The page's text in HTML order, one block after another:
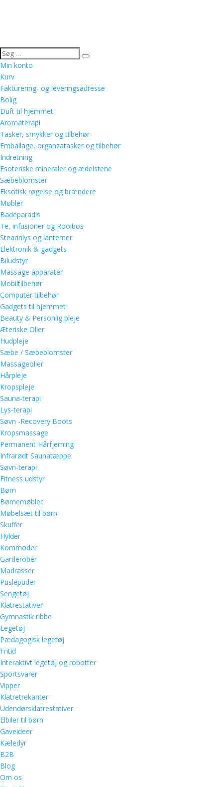
Min konto
Kurv
Fakturering- og leveringsadresse
Bolig
Duft til hjemmet
Aromaterapi
Tasker, smykker og tilbehør
Emballage, organzatasker og tilbehør
Indretning
Esoteriske mineraler og ædelstene
Sæbeblomster
Eksotisk røgelse og brændere
Møbler
Badeparadis
Te, infusioner og Rooibos
Stearinlys og lanterner
Elektronik & gadgets
Biludstyr
Massage apparater
Mobiltilbehør
Computer tilbehør
Gadgets til hjemmet
Beauty & Personlig pleje
Æteriske Olier
Hudpleje
Sæbe / Sæbeblomster
Massageolier
Hårpleje
Kropspleje
Sauna-terapi
Lys-terapi
Søvn -Recovery Boots
Kropsmassage
Permanent Hårfjerning
Infrarødt Saunatæppe
Søvn-terapi
Fitness udstyr
Børn
Børnemøbler
Møbelsæt til børn
Skuffer
Hylder
Kommoder
Garderober
Madrasser
Puslepuder
Sengetøj
Klatrestativer
Gymnastik ribbe
Legetøj
Pædagogisk legetøj
Fritid
Interaktivt legetøj og robotter
Sportsvarer
Vipper
Klatretrekanter
Udendørsklatrestativer
Elbiler til børn
Gaveideer
Kæledyr
B2B
Blog
Om os